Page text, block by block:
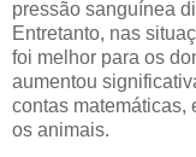
pressão sanguínea
Entretanto, nas
foi melhor para os
aumentou
contas matemáticas,
os animais.